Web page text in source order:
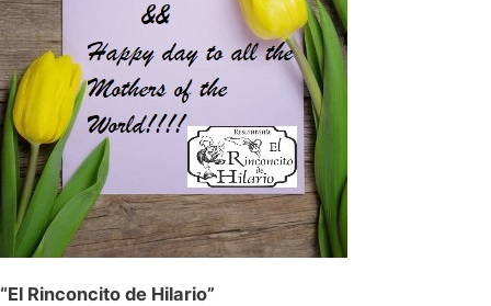
“El Rinconcito de Hilario”